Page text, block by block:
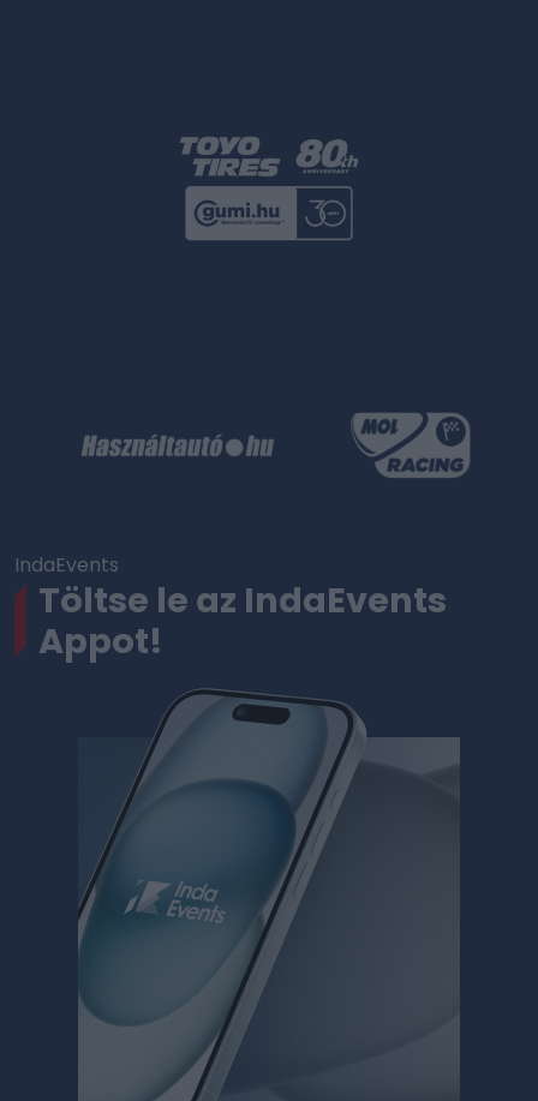
IndaEvents
Töltse le az IndaEvents
Appot!